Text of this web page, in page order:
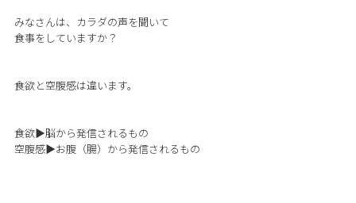
みなさんは、カラダの声を聞いて
食事をしていますか？
食欲と空腹感は違います。
食欲▶︎脳から発信されるもの
空腹感▶︎お腹（腸）から発信されるもの